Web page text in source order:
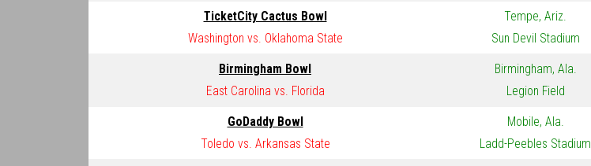
TicketCity Cactus Bowl
Washington vs. Oklahoma State
Tempe, Ariz.
Sun Devil Stadium
Birmingham Bowl
East Carolina vs. Florida
Birmingham, Ala.
Legion Field
GoDaddy Bowl
Toledo vs. Arkansas State
Mobile, Ala.
Ladd-Peebles Stadium